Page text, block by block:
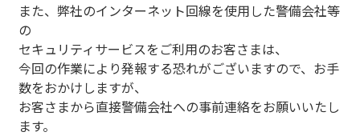
また、弊社のインターネット回線を使用した警備会社等
の
セキュリティサービスをご利用のお客さまは、
今回の作業により発報する恐れがございますので、お手
数をおかけしますが、
お客さまから直接警備会社への事前連絡をお願いいたし
ます。